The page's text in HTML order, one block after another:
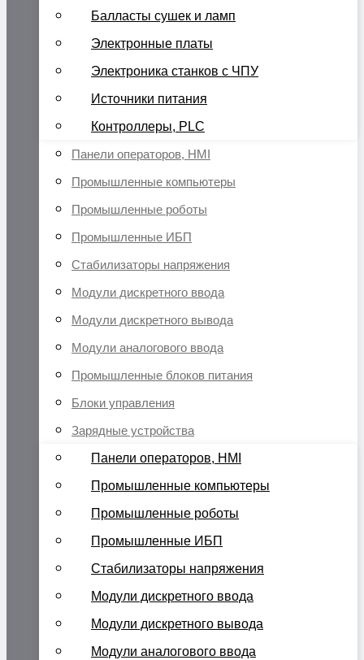
Балласты сушек и ламп
Электронные платы
Электроника станков с ЧПУ
Источники питания
Контроллеры, PLC
Панели операторов, HMI
Промышленные компьютеры
Промышленные роботы
Промышленные ИБП
Стабилизаторы напряжения
Модули дискретного ввода
Модули дискретного вывода
Модули аналогового ввода
Промышленные блоков питания
Блоки управления
Зарядные устройства
Панели операторов, HMI
Промышленные компьютеры
Промышленные роботы
Промышленные ИБП
Стабилизаторы напряжения
Модули дискретного ввода
Модули дискретного вывода
Модули аналогового ввода